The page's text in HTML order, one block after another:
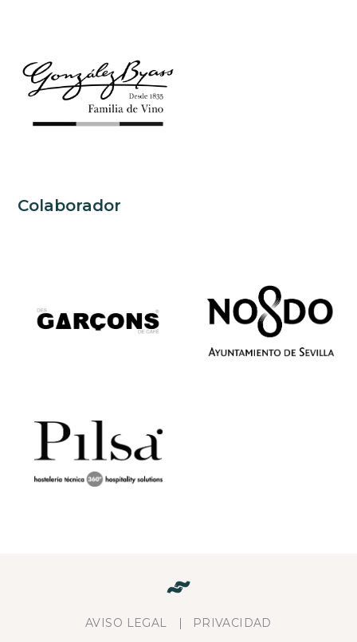
Colaborador
AVISO LEGAL PRIVACIDAD